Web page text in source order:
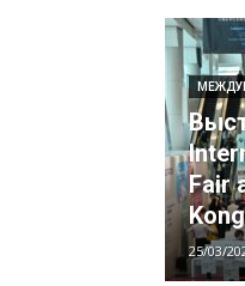
Fair
25/03/